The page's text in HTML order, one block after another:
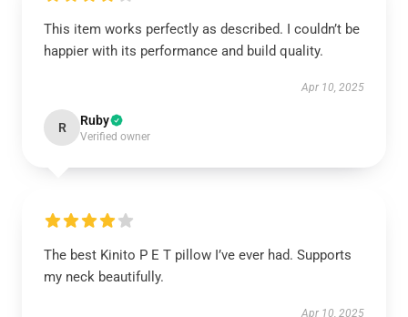
This item works perfectly as described. I couldn’t be
happier with its performance and build quality.
Apr 10, 2025
R Ruby
Verified owner
The best Kinito P E T pillow I’ve ever had. Supports
my neck beautifully.
Apr 10, 2025